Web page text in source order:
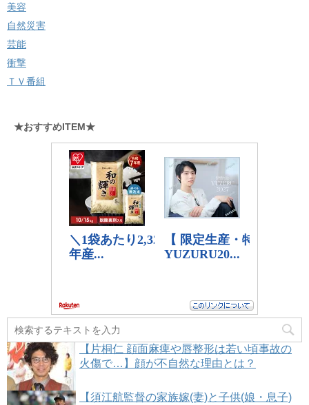
美容
自然災害
芸能
衝撃
ＴＶ番組
★おすすめITEM★
【片桐仁 顔面麻痺や唇整形は若い頃事故の
火傷で…】顔が不自然な理由とは？
【須江航監督の家族嫁(妻)と子供(娘・息子)